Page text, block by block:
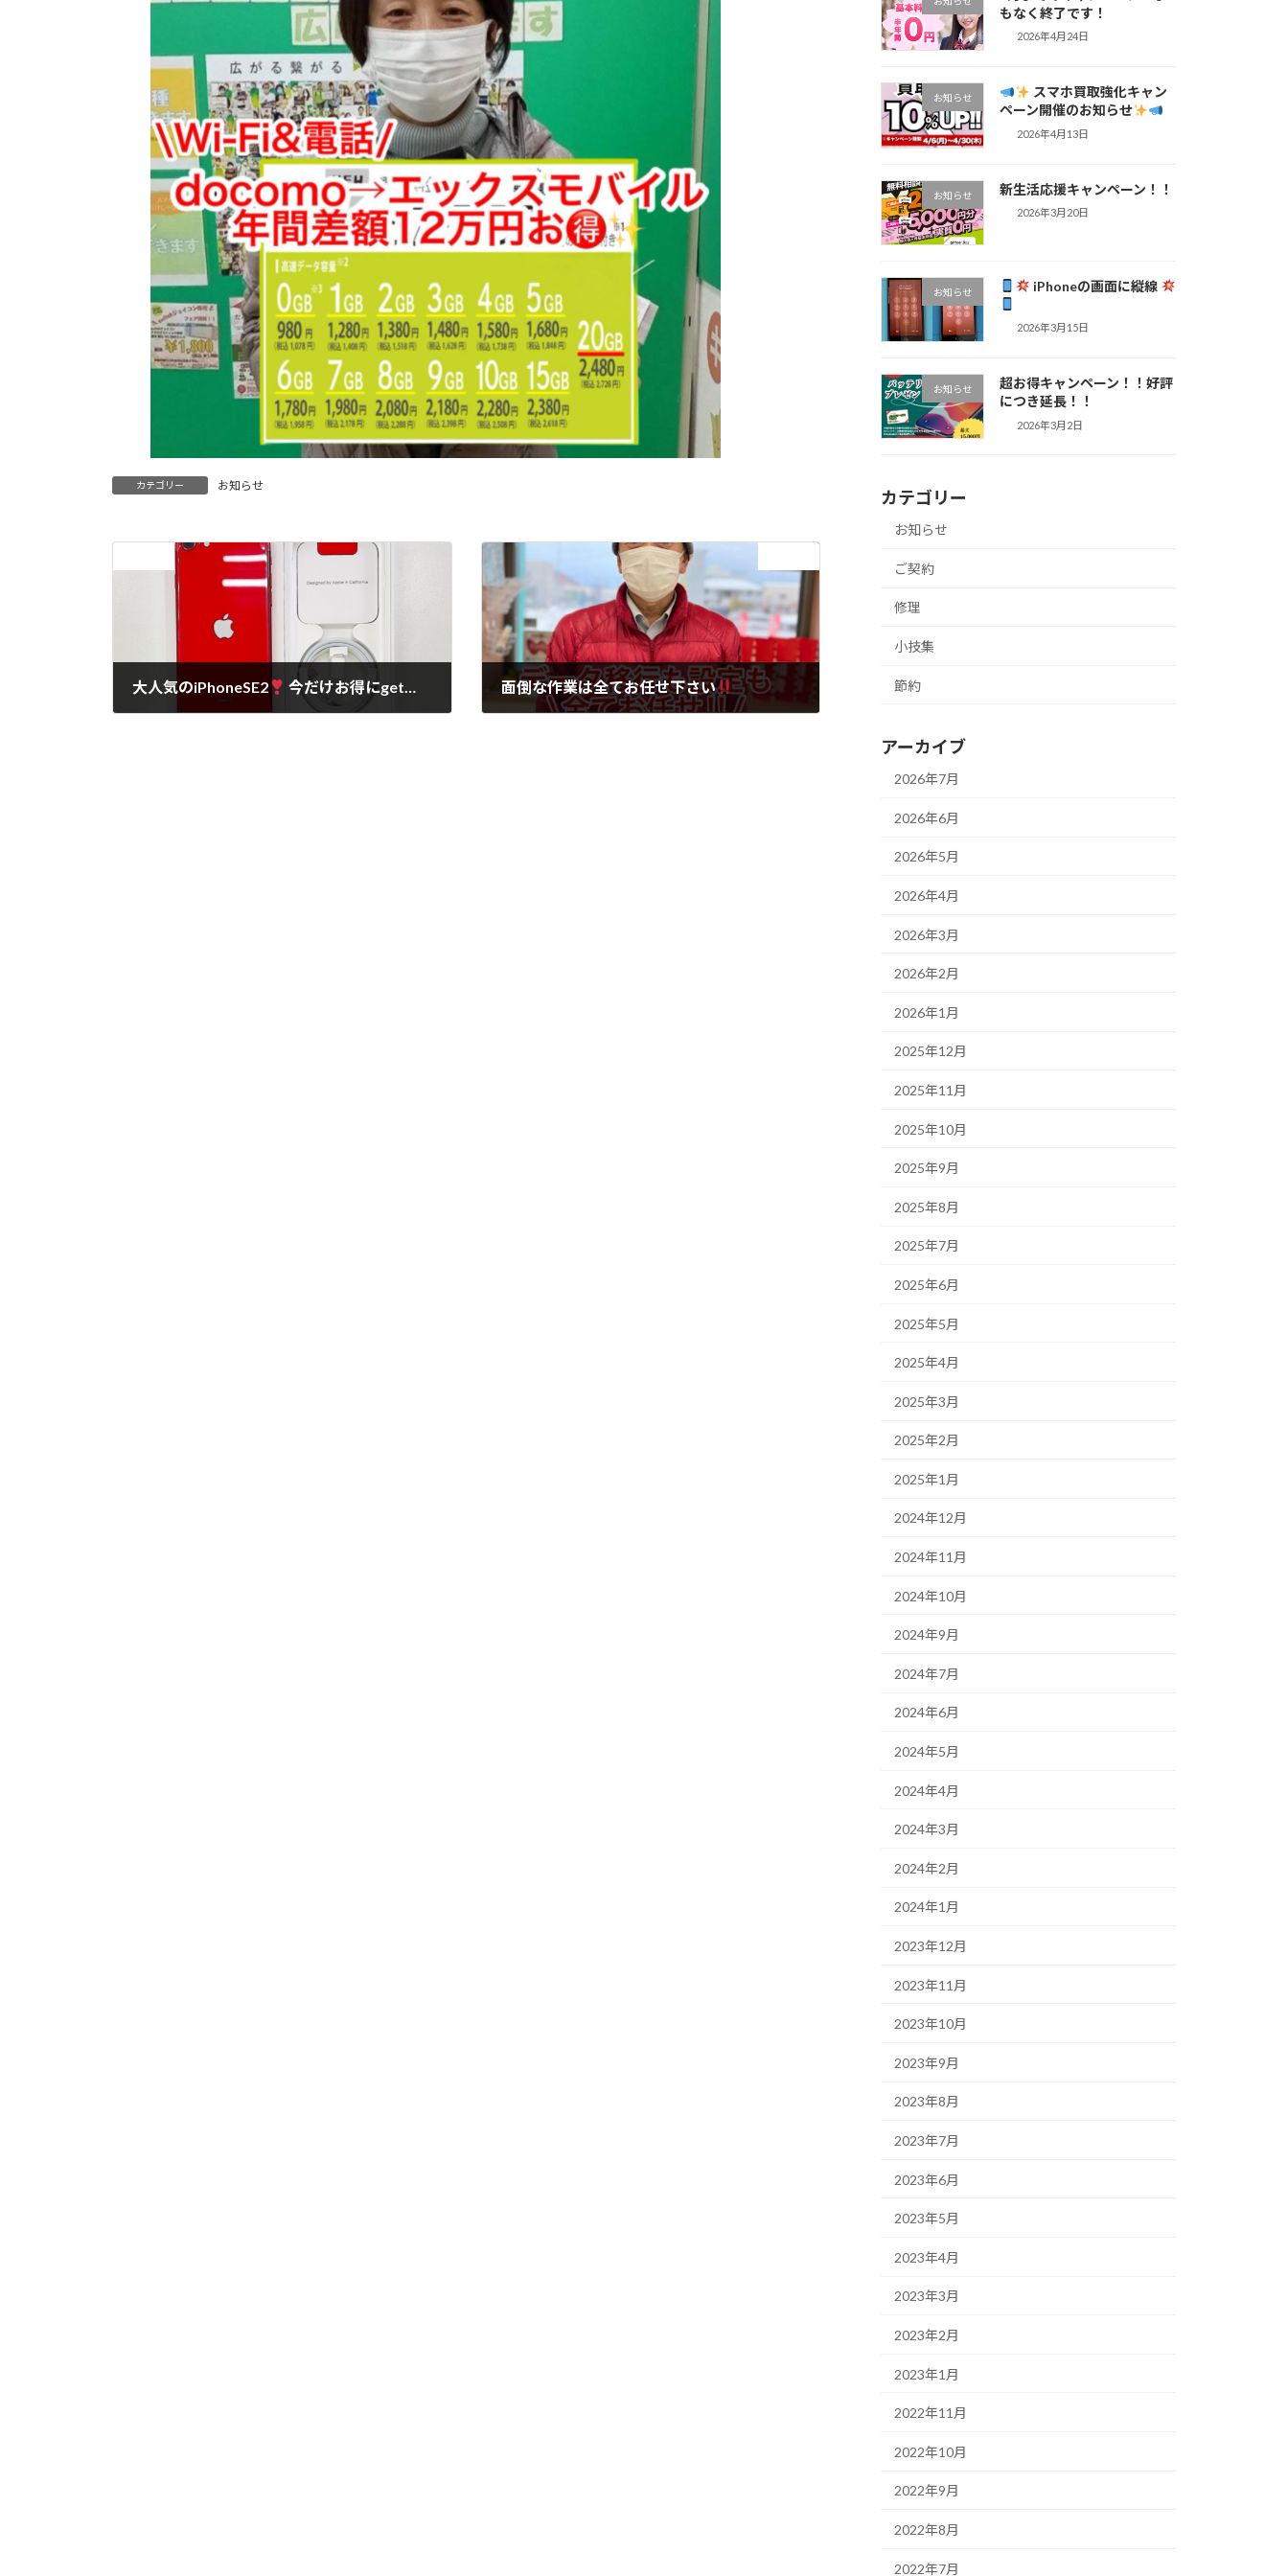
カテゴリー お知らせ
大人気のiPhoneSE2 今だけお得にget 面倒な作業は全てお任せ下さい
もなく終了です！
2026年4月24日
お知らせ
スマホ買取強化キャン
ペーン開催のお知らせ
2026年4月13日
お知らせ 新生活応援キャンペーン！！
2026年3月20日
お知らせ iPhoneの画面に縦線
2026年3月15日
お知らせ
超お得キャンペーン！！好評
につき延長！！
2026年3月2日
カテゴリー
お知らせ
ご契約
修理
小技集
節約
アーカイブ
2026年7月
2026年6月
2026年5月
2026年4月
2026年3月
2026年2月
2026年1月
2025年12月
2025年11月
2025年10月
2025年9月
2025年8月
2025年7月
2025年6月
2025年5月
2025年4月
2025年3月
2025年2月
2025年1月
2024年12月
2024年11月
2024年10月
2024年9月
2024年7月
2024年6月
2024年5月
2024年4月
2024年3月
2024年2月
2024年1月
2023年12月
2023年11月
2023年10月
2023年9月
2023年8月
2023年7月
2023年6月
2023年5月
2023年4月
2023年3月
2023年2月
2023年1月
2022年11月
2022年10月
2022年9月
2022年8月
2022年7月